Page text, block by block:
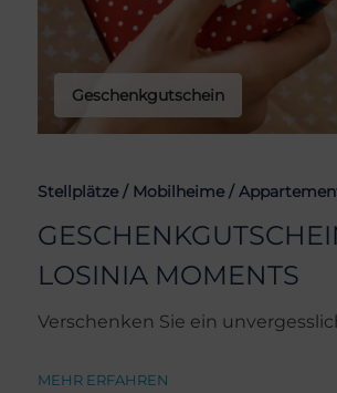
Geschenkgutschein
Stellplätze / Mobilheime /
LOSINIA MOMENTS
Verschenken Sie ein
MEHR ERFAHREN